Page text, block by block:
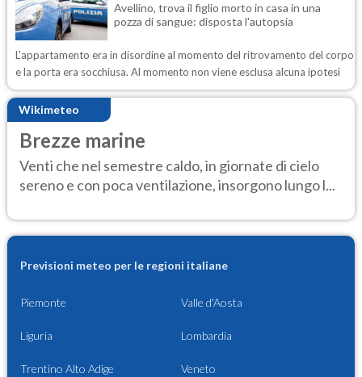
Avellino, trova il figlio morto in casa in una
pozza di sangue: disposta l'autopsia
L'appartamento era in disordine al momento del ritrovamento del corpo
e la porta era socchiusa. Al momento non viene esclusa alcuna ipotesi
Wikimeteo
Brezze marine
Venti che nel semestre caldo, in giornate di cielo
sereno e con poca ventilazione, insorgono lungo l...
Previsioni meteo per le regioni italiane
Piemonte Valle d'Aosta
Liguria Lombardia
Trentino Alto Adige Veneto